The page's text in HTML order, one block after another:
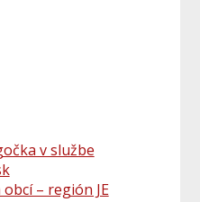
v službe
– región JE